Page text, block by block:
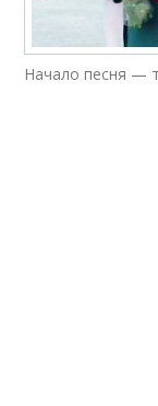
Начало песня —